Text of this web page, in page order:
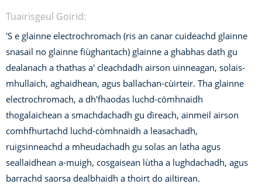
Tuairisgeul Goirid:
'S e glainne electrochromach (ris an canar cuideachd glainne
snasail no glainne fiùghantach) glainne a ghabhas dath gu
dealanach a thathas a' cleachdadh airson uinneagan, solais-
mhullaich, aghaidhean, agus ballachan-cùirteir. Tha glainne
electrochromach, a dh'fhaodas luchd-còmhnaidh
thogalaichean a smachdachadh gu dìreach, ainmeil airson
comhfhurtachd luchd-còmhnaidh a leasachadh,
ruigsinneachd a mheudachadh gu solas an latha agus
seallaidhean a-muigh, cosgaisean lùtha a lughdachadh, agus
barrachd saorsa dealbhaidh a thoirt do ailtirean.